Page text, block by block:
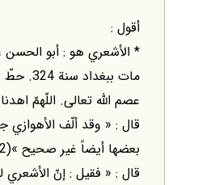
أقول :
* الأشعري هو : أبو
مات
عصم الله تعالى. اللّهمّ اهدنا
قال : « وقد ألّف الأهوازي
بعضها أيضاً غير صحيح »(2) .
قال : « فقيل : إنّ الأشعري